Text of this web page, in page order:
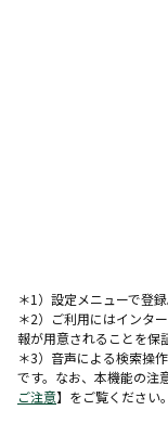
＊1）設定メニューで登録
＊2）ご利用にはインタ
報が用意されることを保
＊3）音声による検索操
です。なお、本機能の注
ご注意】をご覧ください。